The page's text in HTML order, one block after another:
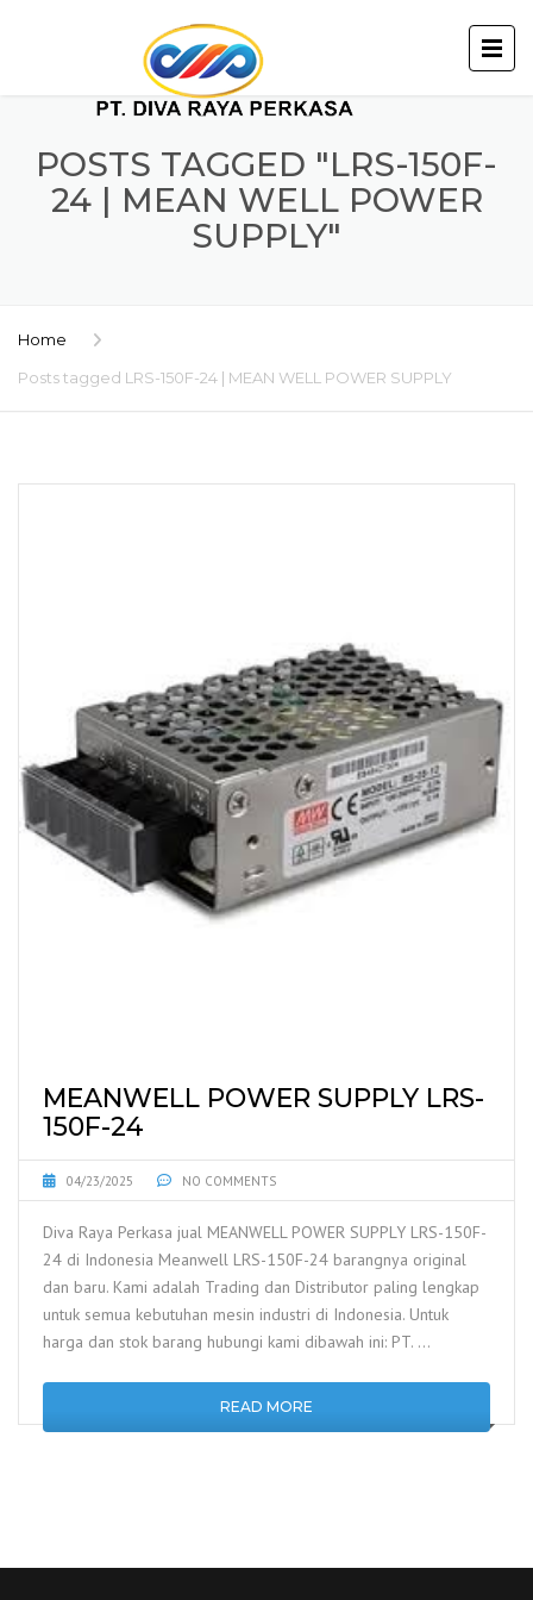
POSTS TAGGED "LRS-150F-
24 | MEAN WELL POWER
SUPPLY"
Home
Posts tagged LRS-150F-24 | MEAN WELL POWER SUPPLY
MEANWELL POWER SUPPLY LRS-
150F-24
04/23/2025 NO COMMENTS
Diva Raya Perkasa jual MEANWELL POWER SUPPLY LRS-150F-
24 di Indonesia Meanwell LRS-150F-24 barangnya original
dan baru. Kami adalah Trading dan Distributor paling lengkap
untuk semua kebutuhan mesin industri di Indonesia. Untuk
harga dan stok barang hubungi kami dibawah ini: PT. …
READ MORE